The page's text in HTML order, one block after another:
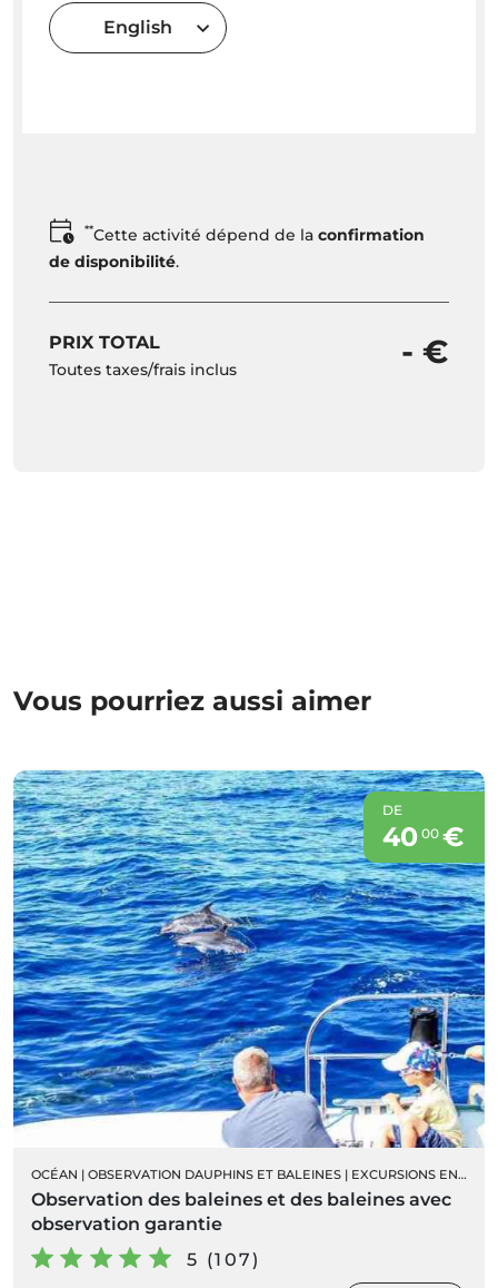
English
**Cette activité dépend de la confirmation
de disponibilité.
PRIX TOTAL
Toutes taxes/frais inclus - €
Vous pourriez aussi aimer
DE
40 00€
OCÉAN | OBSERVATION DAUPHINS ET BALEINES | EXCURSIONS EN BATEAU
Observation des baleines et des baleines avec
observation garantie
5 (107)